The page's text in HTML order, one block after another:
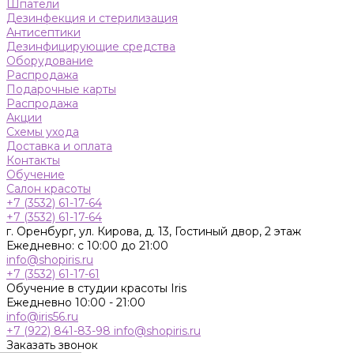
Шпатели
Дезинфекция и стерилизация
Антисептики
Дезинфицирующие средства
Оборудование
Распродажа
Подарочные карты
Распродажа
Акции
Схемы ухода
Доставка и оплата
Контакты
Обучение
Салон красоты
+7 (3532) 61-17-64
+7 (3532) 61-17-64
г. Оренбург, ул. Кирова, д. 13, Гостиный двор, 2 этаж
Ежедневно: с 10:00 до 21:00
info@shopiris.ru
+7 (3532) 61-17-61
Обучение в студии красоты Iris
Ежедневно 10:00 - 21:00
info@iris56.ru
+7 (922) 841-83-98 info@shopiris.ru
Заказать звонок